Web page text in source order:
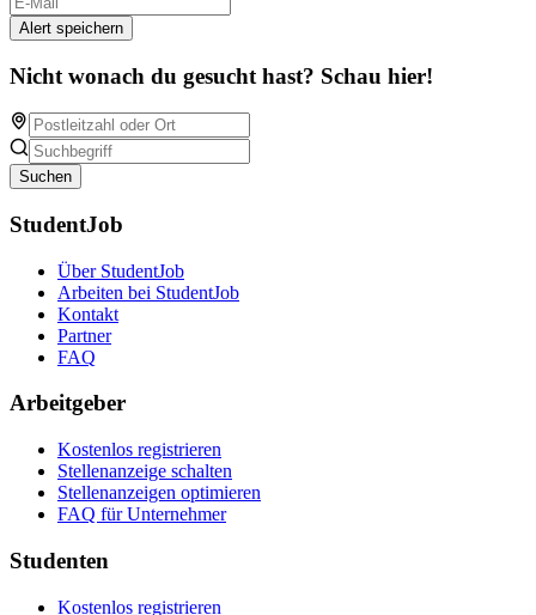
Alert speichern
Nicht wonach du gesucht hast? Schau hier!
Suchen
StudentJob
Über StudentJob
Arbeiten bei StudentJob
Kontakt
Partner
FAQ
Arbeitgeber
Kostenlos registrieren
Stellenanzeige schalten
Stellenanzeigen optimieren
FAQ für Unternehmer
Studenten
Kostenlos registrieren